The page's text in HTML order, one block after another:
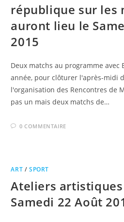
république sur les
auront lieu le
2015
Deux matchs au programme avec
année, pour clôturer l'après-midi
l'organisation des Rencontres de
pas un mais deux matchs de…
0 COMMENTAIRE
ART /SPORT
Ateliers
Samedi 22 Août